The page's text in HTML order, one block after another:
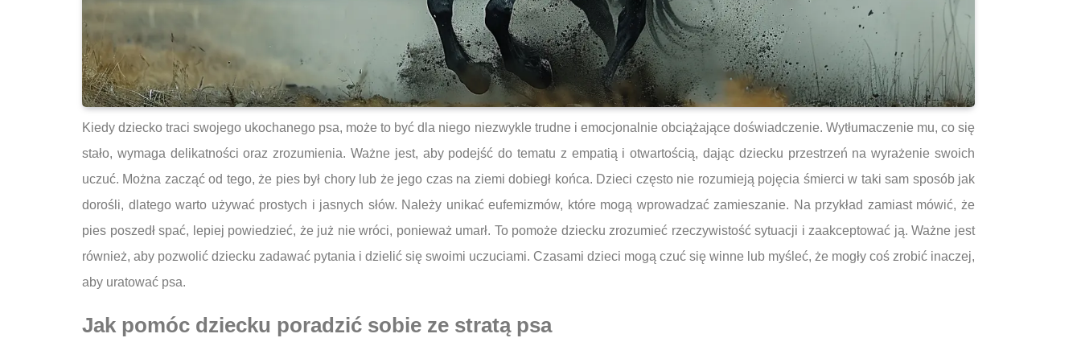
Kiedy dziecko traci swojego ukochanego psa, może to być dla niego niezwykle trudne i emocjonalnie obciążające doświadczenie. Wytłumaczenie mu, co się
stało, wymaga delikatności oraz zrozumienia. Ważne jest, aby podejść do tematu z empatią i otwartością, dając dziecku przestrzeń na wyrażenie swoich
uczuć. Można zacząć od tego, że pies był chory lub że jego czas na ziemi dobiegł końca. Dzieci często nie rozumieją pojęcia śmierci w taki sam sposób jak
dorośli, dlatego warto używać prostych i jasnych słów. Należy unikać eufemizmów, które mogą wprowadzać zamieszanie. Na przykład zamiast mówić, że
pies poszedł spać, lepiej powiedzieć, że już nie wróci, ponieważ umarł. To pomoże dziecku zrozumieć rzeczywistość sytuacji i zaakceptować ją. Ważne jest
również, aby pozwolić dziecku zadawać pytania i dzielić się swoimi uczuciami. Czasami dzieci mogą czuć się winne lub myśleć, że mogły coś zrobić inaczej,
aby uratować psa.
Jak pomóc dziecku poradzić sobie ze stratą psa